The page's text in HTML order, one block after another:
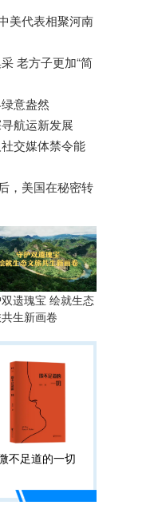
美代表相聚河南
老方子更加“简
意盎然
航运新发展
交媒体禁令能
，美国在秘密转
遗瑰宝 绘就生态
生新画卷
不足道的一切